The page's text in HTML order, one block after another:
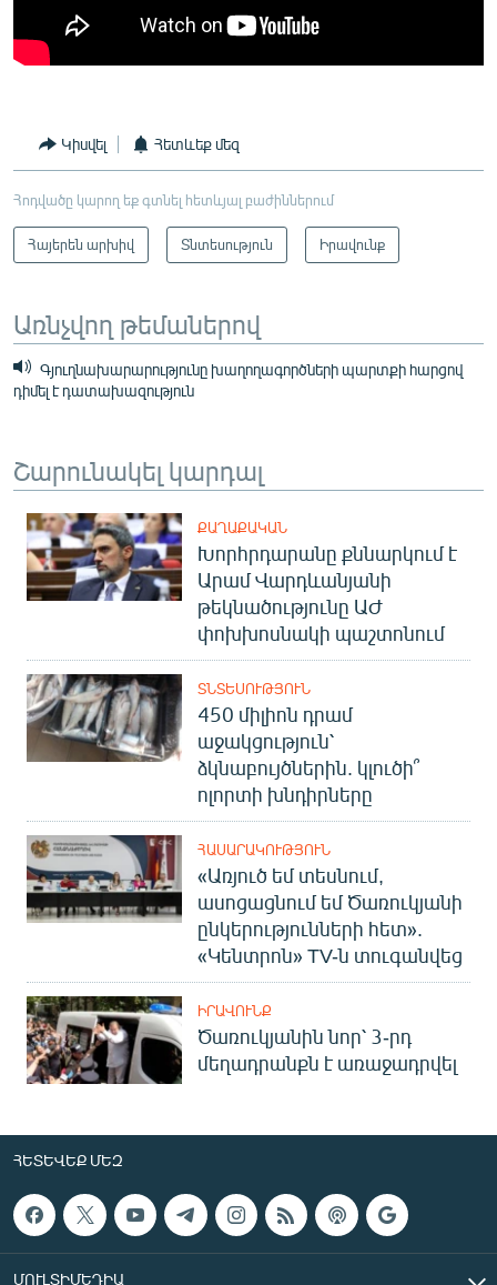
Կիսվել Հետևեք մեզ
Հոդվածը կարող եք գտնել հետևյալ բաժիններում
Հայերեն արխիվ Տնտեսություն Իրավունք
Առնչվող թեմաներով
Գյուղնախարարությունը խաղողագործների պարտքի հարցով
դիմել է դատախազություն
Շարունակել կարդալ
ՔԱՂԱՔԱԿԱՆ
Խորհրդարանը քննարկում է
Արամ Վարդևանյանի
թեկնածությունը ԱԺ
փոխխոսնակի պաշտոնում
ՏՆՏԵՍՈՒԹՅՈՒՆ
450 միլիոն դրամ
աջակցություն՝
ձկնաբույծներին. կլուծի՞
ոլորտի խնդիրները
ՀԱՍԱՐԱԿՈՒԹՅՈՒՆ
«Առյուծ եմ տեսնում,
ասոցացնում եմ Ծառուկյանի
ընկերությունների հետ».
«Կենտրոն» TV-ն տուգանվեց
ԻՐԱՎՈՒՆՔ
Ծառուկյանին նոր՝ 3-րդ
մեղադրանքն է առաջադրվել
ՀԵՏԵՎԵՔ ՄԵԶ
ՄՈՒԼՏԻՄԵԴԻԱ